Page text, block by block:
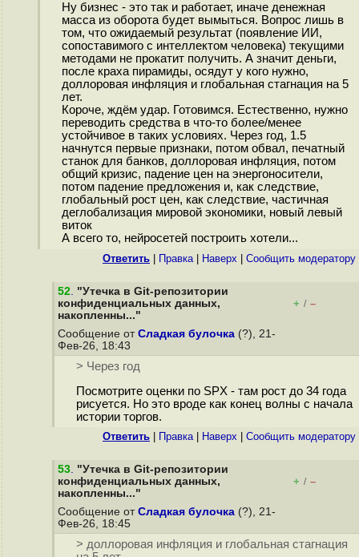
Ну бизнес - это так и работает, иначе денежная
масса из оборота будет вымыться. Вопрос лишь в
том, что ожидаемый результат (появление ИИ,
сопоставимого с интеллектом человека) текущими
методами не прокатит получить. А значит деньги,
после краха пирамиды, осядут у кого нужно,
доллоровая инфляция и глобальная стагнация на 5
лет.
Короче, ждём удар. Готовимся. Естественно, нужно
переводить средства в что-то более/менее
устойчивое в таких условиях. Через год, 1.5
начнутся первые признаки, потом обвал, печатный
станок для банков, доллоровая инфляция, потом
общий кризис, падение цен на энергоносители,
потом падение предложения и, как следствие,
глобальный рост цен, как следствие, частичная
деглобализация мировой экономики, новый левый
виток
А всего то, нейросетей построить хотели...
Ответить Правка| Наверх Cообщить модератору
52. "Утечка в Git-репозитории
конфиденциальных данных,
накопленны..."
+ / –
Сообщение от Сладкая булочка (?), 21-
Фев-26, 18:43
> Через год
Посмотрите оценки по SPX - там рост до 34 года
рисуется. Но это вроде как конец волны с начала
истории торгов.
Ответить Правка| Наверх Cообщить модератору
53. "Утечка в Git-репозитории
конфиденциальных данных,
накопленны..."
+ / –
Сообщение от Сладкая булочка (?), 21-
Фев-26, 18:45
> доллоровая инфляция и глобальная стагнация